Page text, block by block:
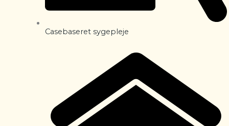
Casebaseret sygepleje